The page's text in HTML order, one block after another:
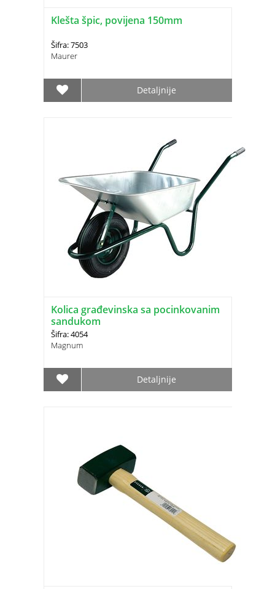
Klešta špic, povijena 150mm
Šifra: 7503
Maurer
Detaljnije
Kolica građevinska sa pocinkovanim
sandukom
Šifra: 4054
Magnum
Detaljnije